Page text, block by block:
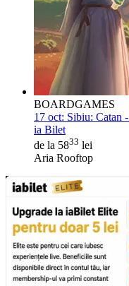
BOARDGAMES
17 oct: Sibiu: Catan -
ia Bilet
de la 5833 lei
Aria Rooftop